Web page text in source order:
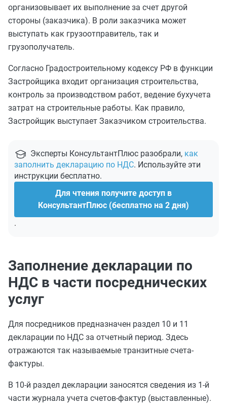
организовывает их выполнение за счет другой
стороны (заказчика). В роли заказчика может
выступать как грузоотправитель, так и
грузополучатель.
Согласно Градостроительному кодексу РФ в функции
Застройщика входит организация строительства,
контроль за производством работ, ведение бухучета
затрат на строительные работы. Как правило,
Застройщик выступает Заказчиком строительства.
Эксперты КонсультантПлюс разобрали, как
заполнить декларацию по НДС. Используйте эти
инструкции бесплатно.
Для чтения получите доступ в
КонсультантПлюс (бесплатно на 2 дня)
.
Заполнение декларации по
НДС в части посреднических
услуг
Для посредников предназначен раздел 10 и 11
декларации по НДС за отчетный период. Здесь
отражаются так называемые транзитные счета-
фактуры.
В 10-й раздел декларации заносятся сведения из 1-й
части журнала учета счетов-фактур (выставленные).